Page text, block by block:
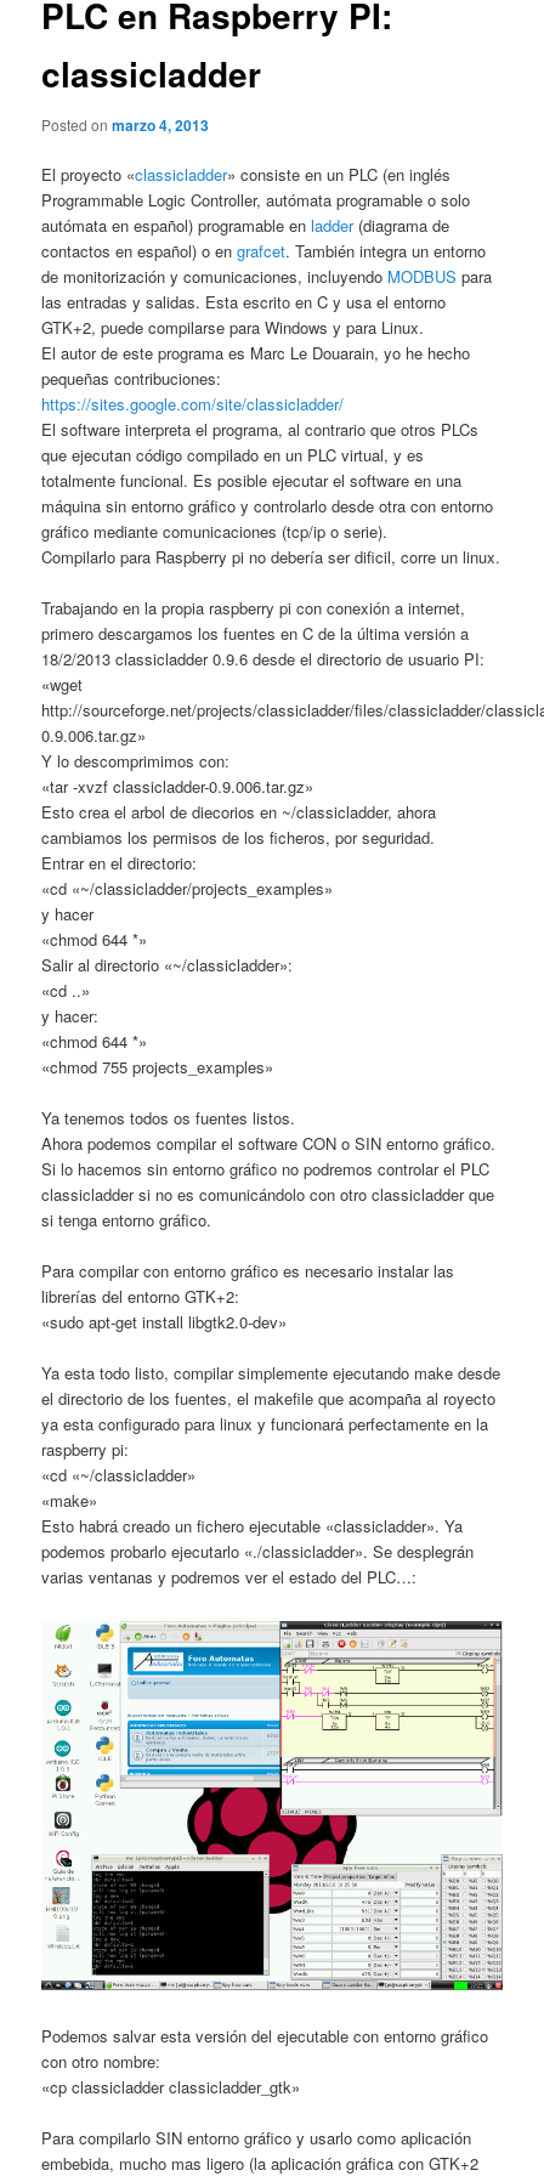
PLC en Raspberry PI:
classicladder
Posted onmarzo 4, 2013
El proyecto «classicladder» consiste en un PLC (en inglés
Programmable Logic Controller, autómata programable o solo
autómata en español) programable enladder(diagrama de
contactos en español) o engrafcet. También integra un entorno
de monitorización y comunicaciones, incluyendo MODBUS para
las entradas y salidas. Esta escrito en C y usa el entorno
GTK+2, puede compilarse para Windows y para Linux.
El autor de este programa es Marc Le Douarain, yo he hecho
pequeñas contribuciones:
https://sites.google.com/site/classicladder/
El software interpreta el programa, al contrario que otros PLCs
que ejecutan código compilado en un PLC virtual, y es
totalmente funcional. Es posible ejecutar el software en una
máquina sin entorno gráfico y controlarlo desde otra con entorno
gráfico mediante comunicaciones (tcp/ip o serie).
Compilarlo para Raspberry pi no debería ser dificil, corre un linux.
Trabajando en la propia raspberry pi con conexión a internet,
primero descargamos los fuentes en C de la última versión a
18/2/2013 classicladder 0.9.6 desde el directorio de usuario PI:
«wget
http://sourceforge.net/projects/classicladder/files/classicladder/
0.9.006.tar.gz»
Y lo descomprimimos con:
«tar -xvzf classicladder-0.9.006.tar.gz»
Esto crea el arbol de diecorios en ~/classicladder, ahora
cambiamos los permisos de los ficheros, por seguridad.
Entrar en el directorio:
«cd «~/classicladder/projects_examples»
y hacer
«chmod 644 *»
Salir al directorio «~/classicladder»:
«cd ..»
y hacer:
«chmod 644 *»
«chmod 755 projects_examples»
Ya tenemos todos os fuentes listos.
Ahora podemos compilar el software CON o SIN entorno gráfico.
Si lo hacemos sin entorno gráfico no podremos controlar el PLC
classicladder si no es comunicándolo con otro classicladder que
si tenga entorno gráfico.
Para compilar con entorno gráfico es necesario instalar las
librerías del entorno GTK+2:
«sudo apt-get install libgtk2.0-dev»
Ya esta todo listo, compilar simplemente ejecutando make desde
el directorio de los fuentes, el makefile que acompaña al royecto
ya esta configurado para linux y funcionará perfectamente en la
raspberry pi:
«cd «~/classicladder»
«make»
Esto habrá creado un fichero ejecutable «classicladder». Ya
podemos probarlo ejecutarlo «./classicladder». Se desplegrán
varias ventanas y podremos ver el estado del PLC…:
Podemos salvar esta versión del ejecutable con entorno gráfico
con otro nombre:
«cp classicladder classicladder_gtk»
Para compilarlo SIN entorno gráfico y usarlo como aplicación
embebida, mucho mas ligero (la aplicación gráfica con GTK+2